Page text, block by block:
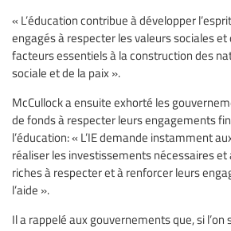
« L’éducation contribue à développer
engagés à respecter les valeurs sociales
facteurs essentiels à la construction des
sociale et de la paix ».
McCullock a ensuite exhorté les
de fonds à respecter leurs engagements
l’éducation: « L’IE demande instamment
réaliser les investissements nécessaires et
riches à respecter et à renforcer leurs
l’aide ».
Il a rappelé aux gouvernements que, si